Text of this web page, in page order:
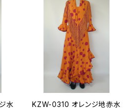
水
KZW-0310 オレンジ地赤水